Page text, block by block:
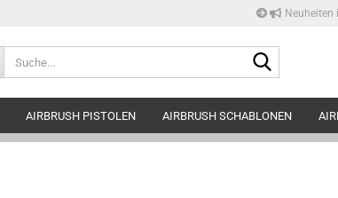
Neuheiten
AIRBRUSH PISTOLEN AIRBRUSH SCHABLONEN